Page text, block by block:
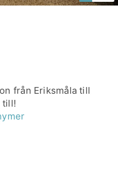
från Eriksmåla till
till!